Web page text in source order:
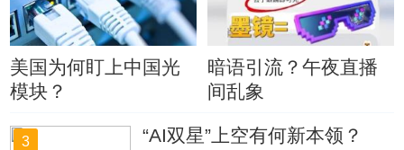
美国为何盯上中国光
模块？
暗语引流？午夜直播
间乱象
3 “AI双星”上空有何新本领？